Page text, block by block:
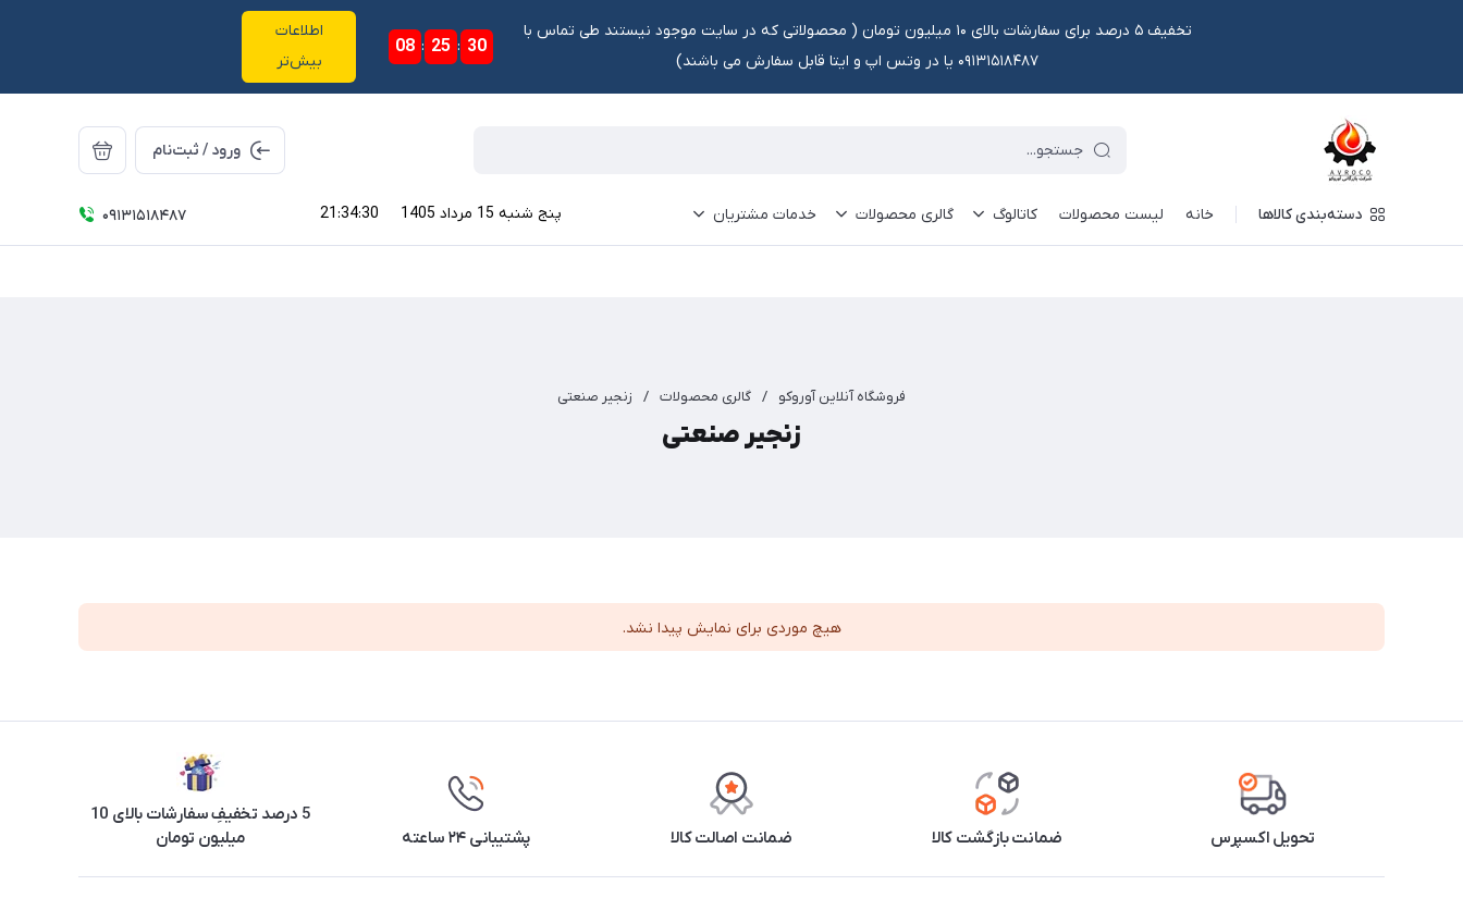
تخفیف ۵ درصد برای سفارشات بالای ۱۰ میلیون تومان ‌‌(‌‌ محصولاتی که در سایت موجود نیستند طی تماس با
۰۹۱۳۱۵۱۸۴۸۷ یا در وتس اپ و ایتا قابل سفارش می باشند)
08 : 25 : 30
اطلاعات
بیش‌تر
ورود / ثبت‌نام
دسته‌بندی کالاها خانه لیست محصولات کاتالوگ گالری محصولات خدمات مشتریان پنج شنبه 15 مرداد 1405 21:34:30
09131518487
فروشگاه آنلاین آوروکو / گالری محصولات / زنجیر صنعتی
زنجیر صنعتی
هیچ موردی برای نمایش پیدا نشد.
تحویل اکسپرس ضمانت بازگشت کالا ضمانت اصالت کالا پشتیبانی ۲۴ ساعته
5 درصد تخفیفِ سفارشات بالای 10
میلیون تومان